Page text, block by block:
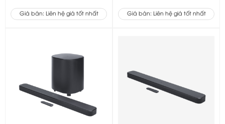
Giá bán: Liên hệ giá tốt nhất Giá bán: Liên hệ giá tốt nhất